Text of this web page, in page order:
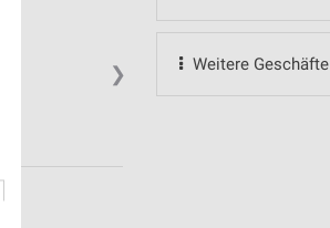
Weitere Geschäfte
❯